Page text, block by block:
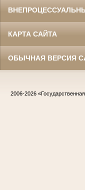
КАРТА САЙТА
ОБЫЧНАЯ ВЕРСИЯ
2006-2026